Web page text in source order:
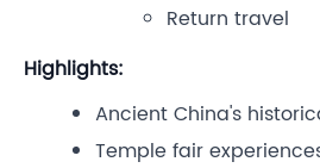
Return travel
Highlights:
Ancient China's
Temple fair